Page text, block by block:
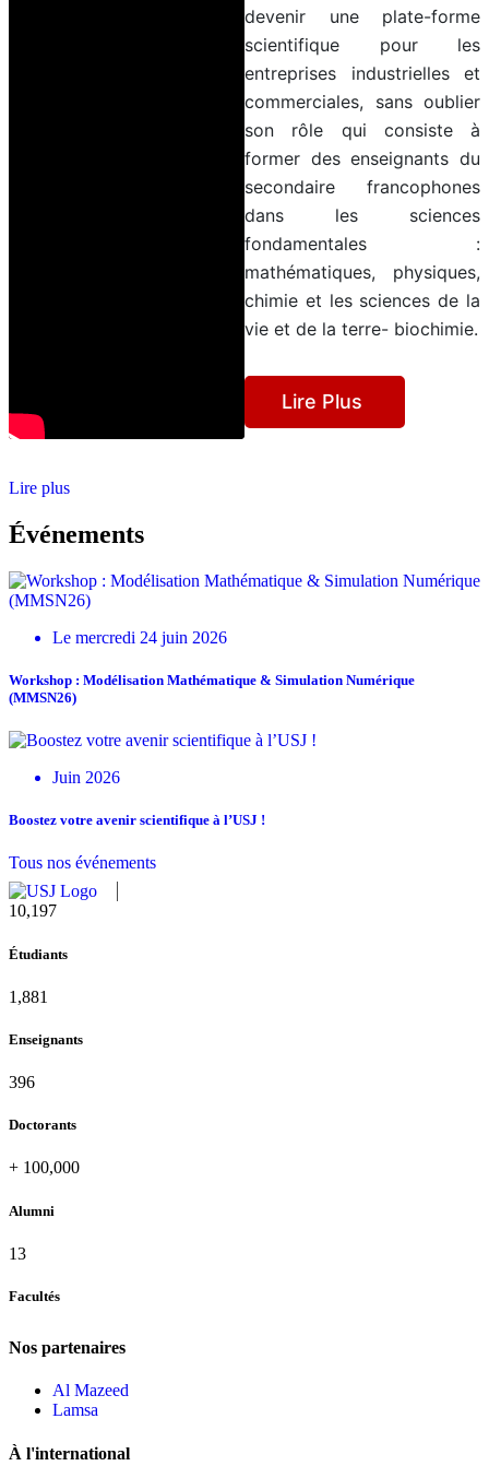
devenir une plate-forme
scientifique pour les
entreprises industrielles et
commerciales, sans oublier
son rôle qui consiste à
former des enseignants du
secondaire francophones
dans les sciences
fondamentales :
mathématiques, physiques,
chimie et les sciences de la
vie et de la terre- biochimie.
Lire Plus
Lire plus
Événements
Le mercredi 24 juin 2026
Workshop : Modélisation Mathématique & Simulation Numérique
(MMSN26)
Juin 2026
Boostez votre avenir scientifique à l’USJ !
Tous nos événements
11,433
Étudiants
2,109
Enseignants
437
Doctorants
+ 100,000
Alumni
13
Facultés
Nos partenaires
Al Mazeed
Lamsa
À l'international